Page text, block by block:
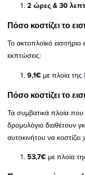
2 ώρες & 30
Πόσο κοστίζει το
Το ακτοπλοϊκό εισιτήριο
εκπτώσεις:
9,1€ με πλοία της
Πόσο κοστίζει το
Τα συμβατικά πλοία
δρομολόγιο διαθέτουν
αυτοκινήτου να κοστίζει
53,7€ με πλοία